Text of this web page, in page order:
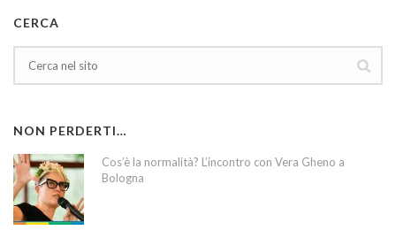
CERCA
NON PERDERTI…
Cos’è la normalità? L’incontro con Vera Gheno a
Bologna